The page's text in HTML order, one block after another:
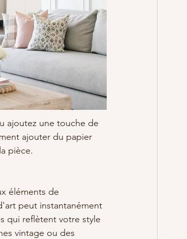
ajoutez une touche de
ajouter du papier
pièce.
éléments de
peut instantanément
qui reflètent votre style
vintage ou des